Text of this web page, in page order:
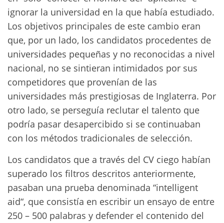
ignorar la universidad en la que había estudiado.
Los objetivos principales de este cambio eran
que, por un lado, los candidatos procedentes de
universidades pequeñas y no reconocidas a nivel
nacional, no se sintieran intimidados por sus
competidores que provenían de las
universidades más prestigiosas de Inglaterra. Por
otro lado, se perseguía reclutar el talento que
podría pasar desapercibido si se continuaban
con los métodos tradicionales de selección.
Los candidatos que a través del CV ciego habían
superado los filtros descritos anteriormente,
pasaban una prueba denominada “intelligent
aid“, que consistía en escribir un ensayo de entre
250 – 500 palabras y defender el contenido del